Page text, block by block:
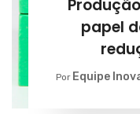
papel
Por Equipe